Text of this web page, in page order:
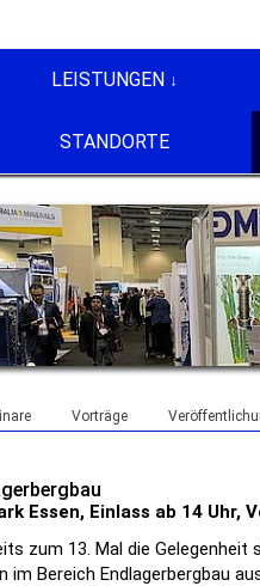
LEISTUNGEN
STANDORTE
Vorträge
Essen, Einlass ab 14 Uhr,
zum 13. Mal die
im Bereich Endlagerbergbau